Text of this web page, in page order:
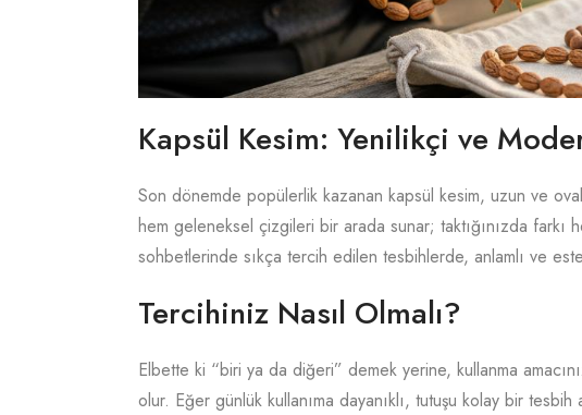
Kapsül Kesim: Yenilikçi ve
Son dönemde popülerlik kazanan kapsül kesim, uzun ve
hem geleneksel çizgileri bir arada sunar; taktığınızda farkı
sohbetlerinde sıkça tercih edilen tesbihlerde, anlamlı ve
Tercihiniz Nasıl Olmalı?
Elbette ki “biri ya da diğeri” demek yerine, kullanma
olur. Eğer günlük kullanıma dayanıklı, tutuşu kolay bir